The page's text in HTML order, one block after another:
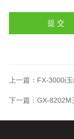
上一篇： FX-3000i
下一篇： GX-8202M